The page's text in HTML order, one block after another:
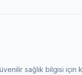
sağlık bilgisi için